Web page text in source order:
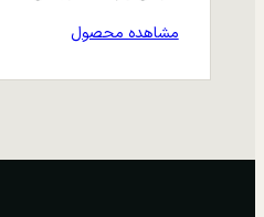
مشاهده محصول